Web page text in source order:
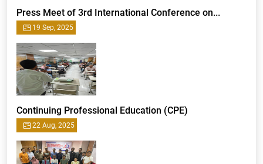
Press Meet of 3rd International Conference on...
19 Sep, 2025
Continuing Professional Education (CPE)
22 Aug, 2025